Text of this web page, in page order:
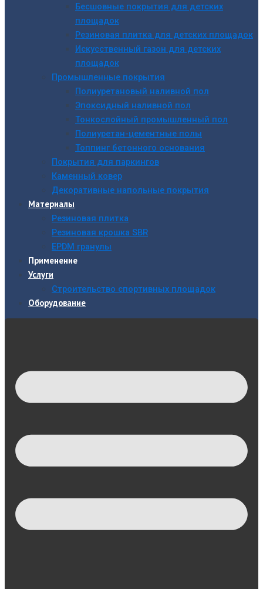
Бесшовные покрытия для детских
площадок
Резиновая плитка для детских площадок
Искусственный газон для детских
площадок
Промышленные покрытия
Полиуретановый наливной пол
Эпоксидный наливной пол
Тонкослойный промышленный пол
Полиуретан-цементные полы
Топпинг бетонного основания
Покрытия для паркингов
Каменный ковер
Декоративные напольные покрытия
Материалы
Резиновая плитка
Резиновая крошка SBR
EPDM гранулы
Применение
Услуги
Строительство спортивных площадок
Оборудование